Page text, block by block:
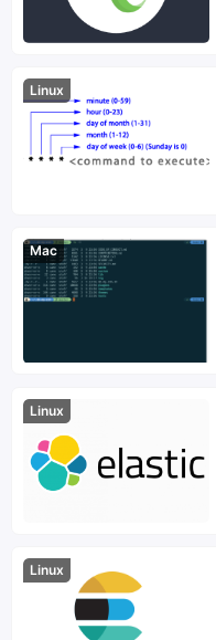
Linux
Mac
Linux
Linux